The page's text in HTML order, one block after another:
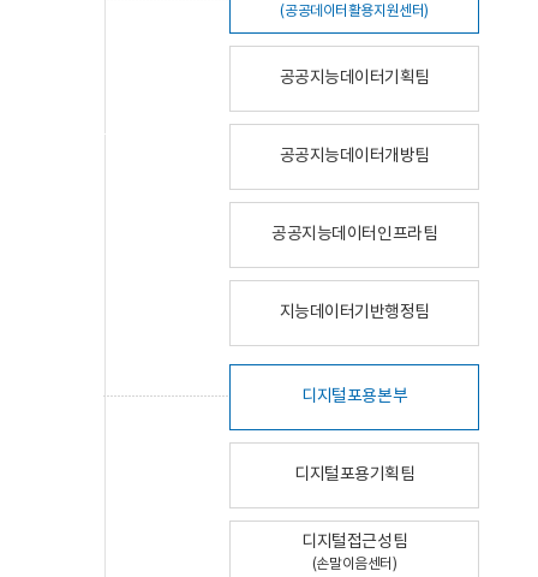
(공공데이터활용지원센터)
공공지능데이터기획팀
공공지능데이터개방팀
공공지능데이터인프라팀
지능데이터기반행정팀
디지털포용본부
디지털포용기획팀
디지털접근성팀
(손말이음센터)